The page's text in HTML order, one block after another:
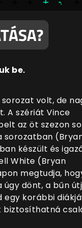
be.
sorozat volt, de
A szériát Vince
az öt szezon
sorozatban
készült és
White (Bryan
megtudja,
dönt, a bűn
korábbi
biztosíthatná